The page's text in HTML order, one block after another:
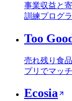
事業収益と
訓練プログ
Too
売れ残り食
プリでマッ
Ecosia